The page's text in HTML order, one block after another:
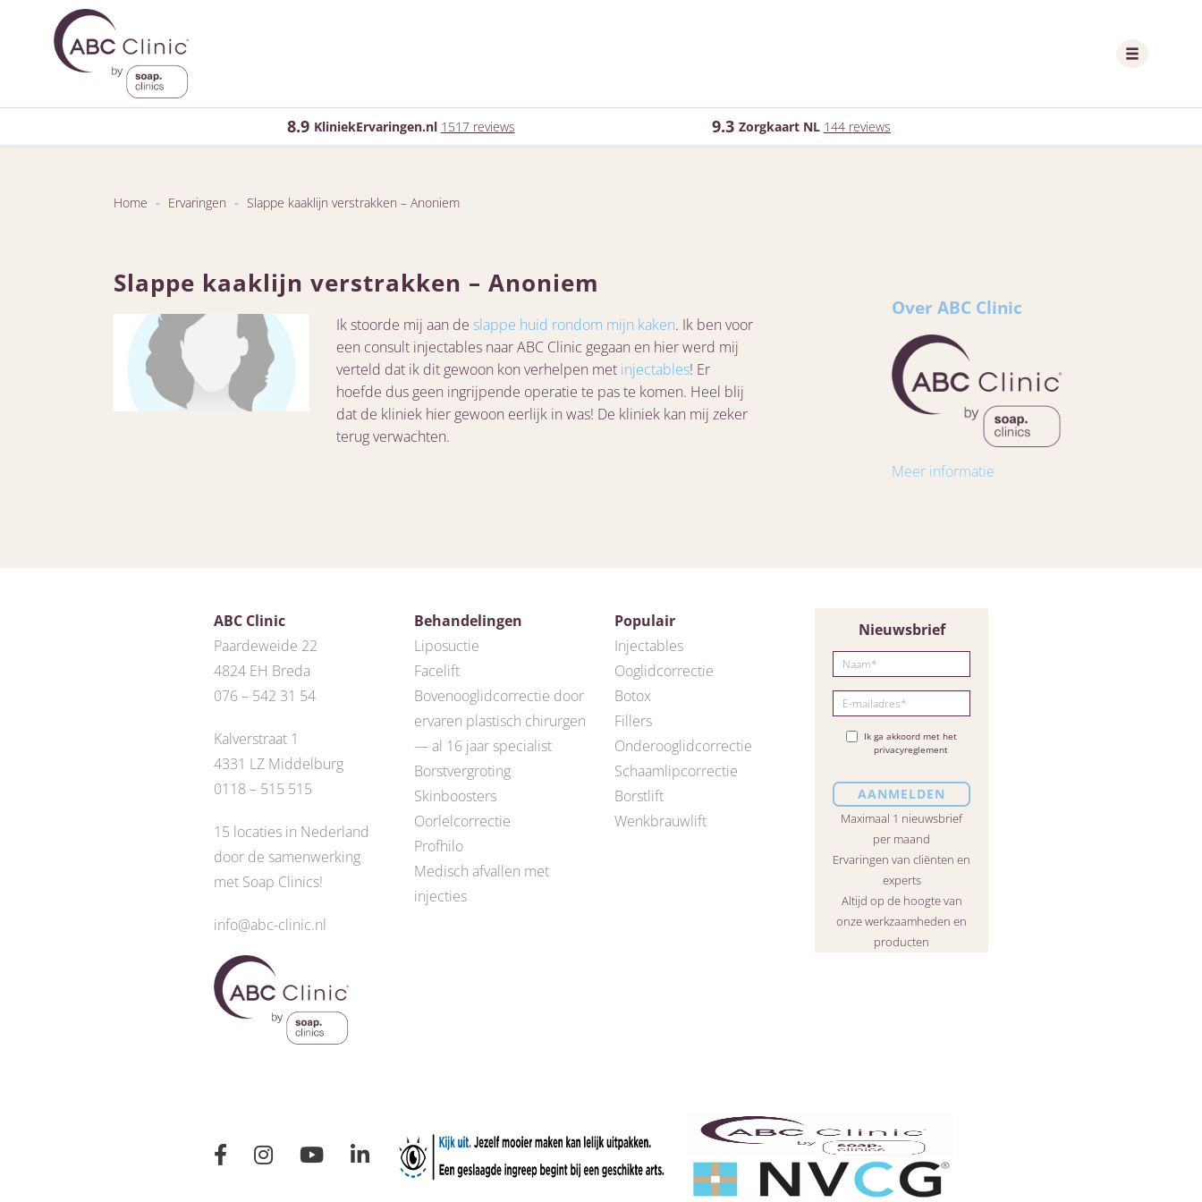
8.9 KliniekErvaringen.nl 1517 reviews 9.3 Zorgkaart NL 144 reviews
Home - Ervaringen - Slappe kaaklijn verstrakken – Anoniem
Slappe kaaklijn verstrakken – Anoniem
Ik stoorde mij aan de slappe huid rondom mijn kaken. Ik ben voor
een consult injectables naar ABC Clinic gegaan en hier werd mij
verteld dat ik dit gewoon kon verhelpen met injectables! Er
hoefde dus geen ingrijpende operatie te pas te komen. Heel blij
dat de kliniek hier gewoon eerlijk in was! De kliniek kan mij zeker
terug verwachten.
Over ABC Clinic
Meer informatie
ABC Clinic
Paardeweide 22
4824 EH Breda
076 – 542 31 54
Kalverstraat 1
4331 LZ Middelburg
0118 – 515 515
15 locaties in Nederland
door de samenwerking
met Soap Clinics!
info@abc-clinic.nl
Behandelingen
Liposuctie
Facelift
Bovenooglidcorrectie door
ervaren plastisch chirurgen
— al 16 jaar specialist
Borstvergroting
Skinboosters
Oorlelcorrectie
Profhilo
Medisch afvallen met
injecties
Populair
Injectables
Ooglidcorrectie
Botox
Fillers
Onderooglidcorrectie
Schaamlipcorrectie
Borstlift
Wenkbrauwlift
Nieuwsbrief
Ik ga akkoord met het
privacyreglement
Maximaal 1 nieuwsbrief
per maand
Ervaringen van cliënten en
experts
Altijd op de hoogte van
onze werkzaamheden en
producten